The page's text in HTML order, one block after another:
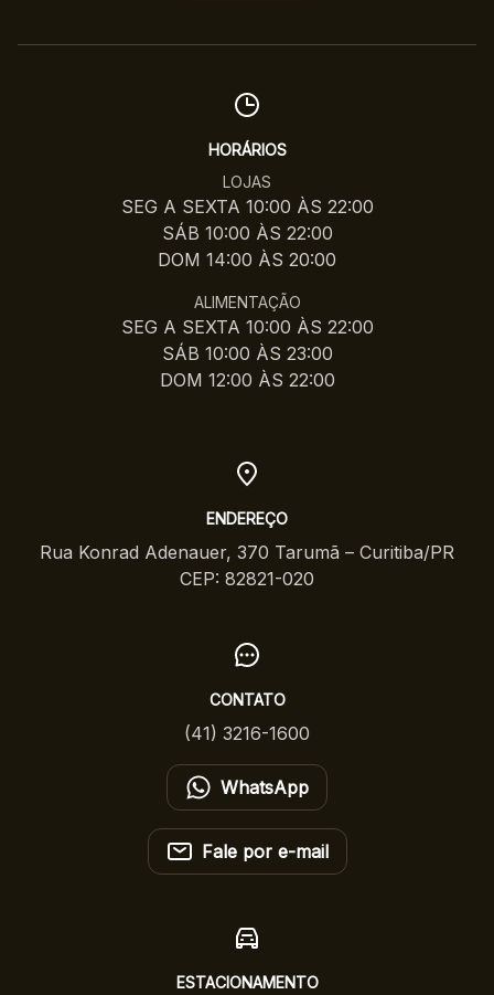
HORÁRIOS
LOJAS
SEG A SEXTA 10:00 ÀS 22:00
SÁB 10:00 ÀS 22:00
DOM 14:00 ÀS 20:00
ALIMENTAÇÃO
SEG A SEXTA 10:00 ÀS 22:00
SÁB 10:00 ÀS 23:00
DOM 12:00 ÀS 22:00
ENDEREÇO
Rua Konrad Adenauer, 370 Tarumã – Curitiba/PR
CEP: 82821-020
CONTATO
(41) 3216-1600
WhatsApp
Fale por e-mail
ESTACIONAMENTO